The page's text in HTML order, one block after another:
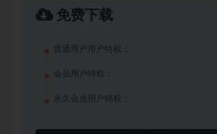
免费下载
普通用户用户特权：
会员用户特权：
永久会员用户特权：